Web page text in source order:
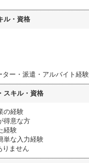
ル・資格
ー・派遣・アルバイト経
スキル・資格
の経験
得意な方
経験
単な入力経験
ません